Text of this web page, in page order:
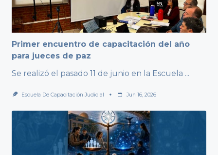
Primer encuentro de capacitación del año
para jueces de paz
Se realizó el pasado 11 de junio en la Escuela ...
Escuela De Capacitación Judicial Jun 16, 2026